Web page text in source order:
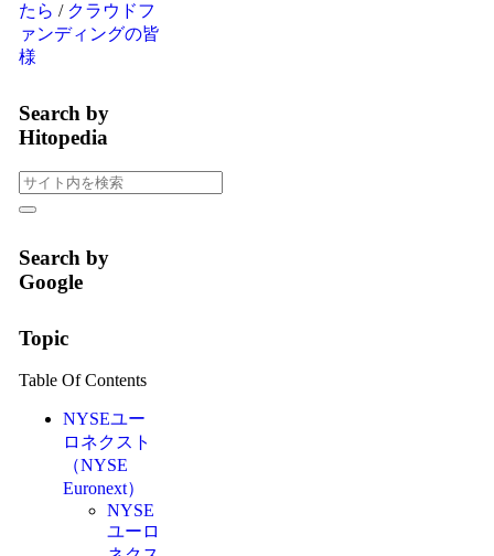
たら / クラウドフ
ァンディングの皆
様
Search by
Hitopedia
Search by
Google
Topic
Table Of Contents
NYSEユー
ロネクスト
（NYSE
Euronext）
NYSE
ユーロ